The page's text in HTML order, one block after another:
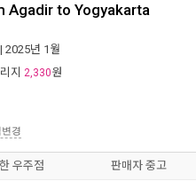
Agadir to Yogyakarta
| 2025년 1월
지 2,330원
변경
우주점 판매자 중고